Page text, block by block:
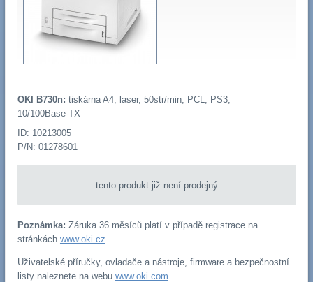
OKI B730n: tiskárna A4, laser, 50str/min, PCL, PS3,
10/100Base-TX
ID: 10213005
P/N: 01278601
tento produkt již není prodejný
Poznámka: Záruka 36 měsíců platí v případě registrace na
stránkách www.oki.cz
Uživatelské příručky, ovladače a nástroje, firmware a bezpečnostní
listy naleznete na webu www.oki.com